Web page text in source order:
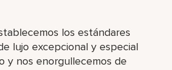
los estándares
lujo excepcional y especial
y nos enorgullecemos de